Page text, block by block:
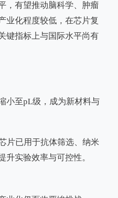
，有望推动脑科学、肿瘤
业化程度较低，在芯片复
键指标上与国际水平尚有
小至pL级，成为新材料与
片已用于抗体筛选、纳米
升实验效率与可控性。